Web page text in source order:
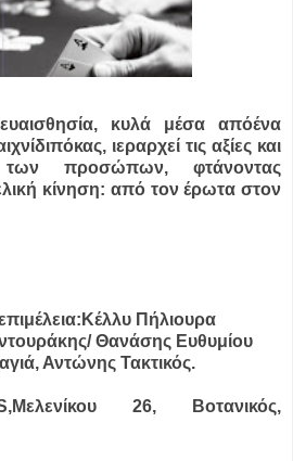
κυλά μέσα απόένα
ιεραρχεί τις αξίες και
των προσώπων, φτάνοντας
κίνηση: από τον έρωτα στον
Πήλιουρα
Θανάσης Ευθυμίου
Αντώνης Τακτικός.
26, Βοτανικός,